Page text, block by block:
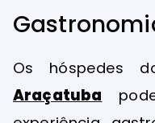
Os hóspedes
Araçatuba